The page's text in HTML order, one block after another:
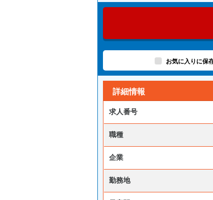
お気に入りに保
詳細情報
求人番号
職種
企業
勤務地